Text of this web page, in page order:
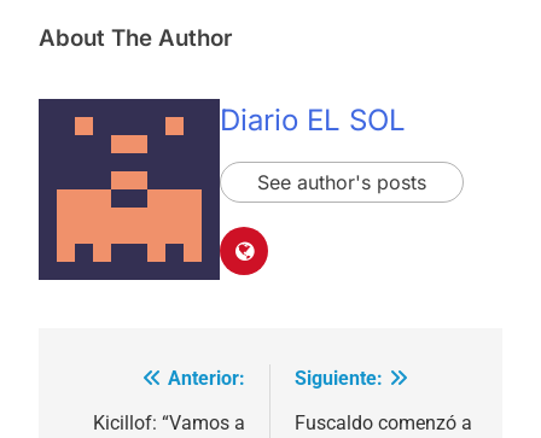
About The Author
Diario EL SOL
See author's posts
Navegación
Anterior:
Kicillof: “Vamos a
Siguiente:
Fuscaldo comenzó a